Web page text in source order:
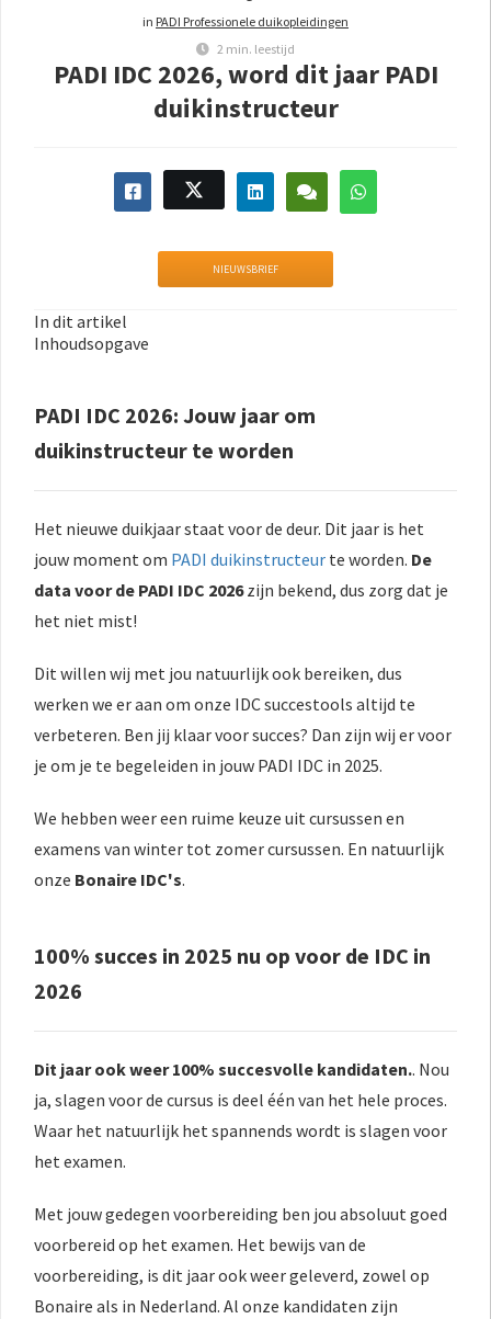
in PADI Professionele duikopleidingen
2 min. leestijd
PADI IDC 2026, word dit jaar PADI
duikinstructeur
NIEUWSBRIEF
In dit artikel
Inhoudsopgave
PADI IDC 2026: Jouw jaar om
duikinstructeur te worden
Het nieuwe duikjaar staat voor de deur. Dit jaar is het
jouw moment om PADI duikinstructeur te worden. De
data voor de PADI IDC 2026zijn bekend, dus zorg dat je
het niet mist!
Dit willen wij met jou natuurlijk ook bereiken, dus
werken we er aan om onze IDC succestools altijd te
verbeteren. Ben jij klaar voor succes? Dan zijn wij er voor
je om je te begeleiden in jouw PADI IDC in 2025.
We hebben weer een ruime keuze uit cursussen en
examens van winter tot zomer cursussen. En natuurlijk
onze Bonaire IDC's.
100% succes in 2025 nu op voor de IDC in
2026
Dit jaar ook weer 100% succesvolle kandidaten.. Nou
ja, slagen voor de cursus is deel één van het hele proces.
Waar het natuurlijk het spannends wordt is slagen voor
het examen.
Met jouw gedegen voorbereiding ben jou absoluut goed
voorbereid op het examen. Het bewijs van de
voorbereiding, is dit jaar ook weer geleverd, zowel op
Bonaire als in Nederland. Al onze kandidaten zijn